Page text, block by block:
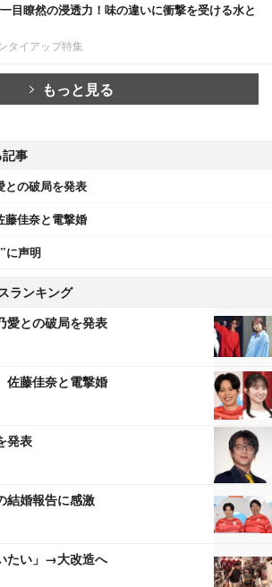
目瞭然の浸透力！味の違いに衝撃を受ける水と
タイアップ特集
もっと見る
事
との破局を発表
藤佳奈と電撃婚
に声明
ランキング
愛との破局を発表
佐藤佳奈と電撃婚
発表
結婚報告に感激
たい」→大改造へ